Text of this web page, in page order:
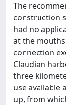
The
construction
had no
at the
connection
Claudian
three
use available
up, from